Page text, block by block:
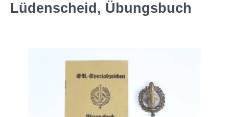
Lüdenscheid, Übungsbuch